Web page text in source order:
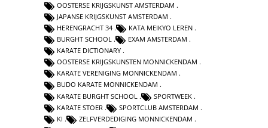
OOSTERSE KRIJGSKUNST AMSTERDAM
JAPANSE KRIJGSKUNST AMSTERDAM
HERENGRACHT 34
KATA MEIKYO LEREN
BURGHT SCHOOL
EXAM AMSTERDAM
KARATE DICTIONARY
OOSTERSE KRIJGSKUNSTEN MONNICKENDAM
KARATE VERENIGING MONNICKENDAM
BUDO KARATE MONNICKENDAM
KARATE BURGHT SCHOOL
SPORTWEEK
KARATE STOER
SPORTCLUB AMSTERDAM
KI
ZELFVERDEDIGING MONNICKENDAM